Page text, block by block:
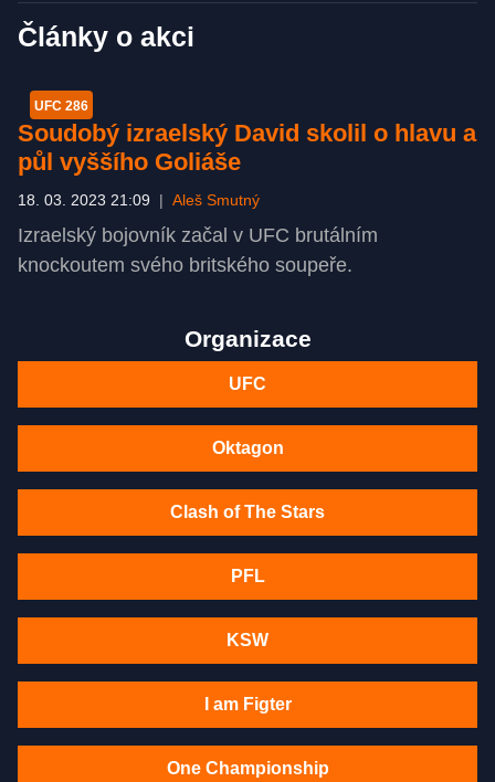
Články o akci
UFC 286
Soudobý izraelský David skolil o hlavu a
půl vyššího Goliáše
18. 03. 2023 21:09 Aleš Smutný
Izraelský bojovník začal v UFC brutálním
knockoutem svého britského soupeře.
Organizace
UFC
Oktagon
Clash of The Stars
PFL
KSW
I am Figter
One Championship